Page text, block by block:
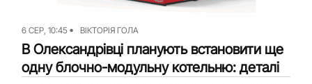
6 СЕР, 10:45 ВІКТОРІЯ ГОЛА
В Олександрівці планують встановити ще
одну блочно-модульну котельню: деталі